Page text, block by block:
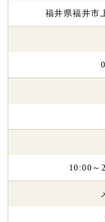
福井県福井市
10:00～